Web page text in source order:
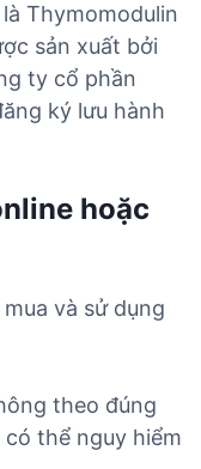
Thymomodulin
sản xuất bởi
ty cổ phần
ký lưu hành
hoặc
và sử dụng
theo đúng
thể nguy hiểm